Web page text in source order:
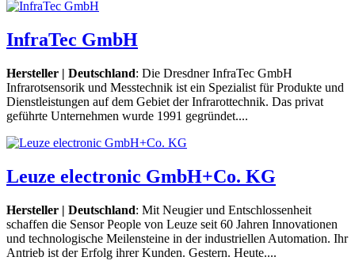
InfraTec GmbH
Hersteller | Deutschland: Die Dresdner InfraTec GmbH
Infrarotsensorik und Messtechnik ist ein Spezialist für Produkte und
Dienstleistungen auf dem Gebiet der Infrarottechnik. Das privat
geführte Unternehmen wurde 1991 gegründet....
Leuze electronic GmbH+Co. KG
Hersteller | Deutschland: Mit Neugier und Entschlossenheit
schaffen die Sensor People von Leuze seit 60 Jahren Innovationen
und technologische Meilensteine in der industriellen Automation. Ihr
Antrieb ist der Erfolg ihrer Kunden. Gestern. Heute....